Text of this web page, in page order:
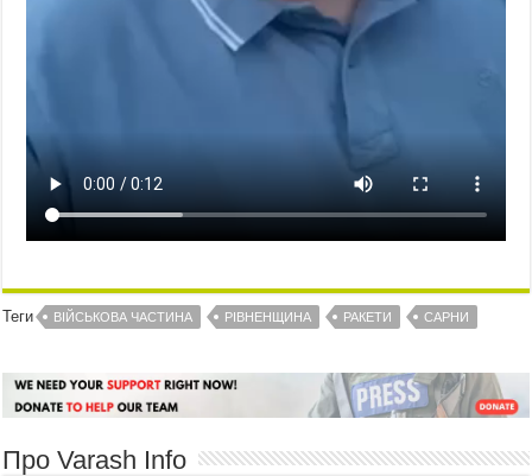
Теги ВІЙСЬКОВА ЧАСТИНА РІВНЕНЩИНА РАКЕТИ САРНИ
Про Varash Info